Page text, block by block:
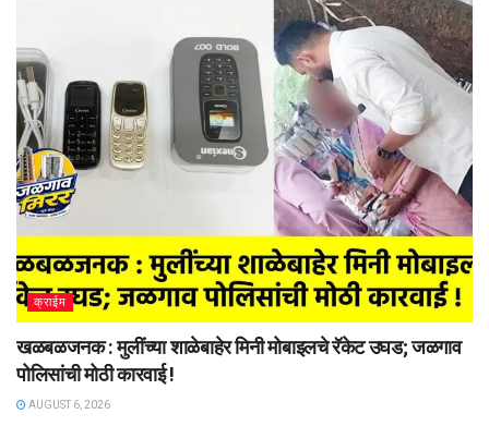
क्राईम
खळबळजनक : मुलींच्या शाळेबाहेर मिनी मोबाइलचे रॅकेट उघड; जळगाव
पोलिसांची मोठी कारवाई !
AUGUST 6, 2026